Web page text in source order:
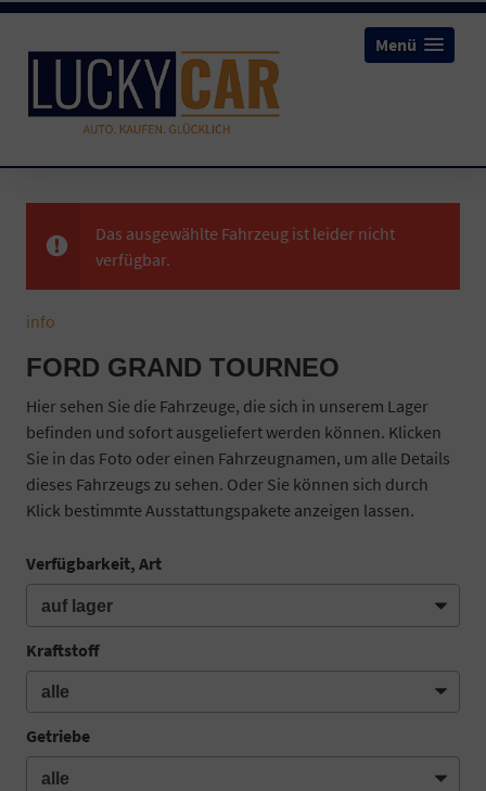
Menü
Das ausgewählte Fahrzeug ist leider nicht
verfügbar.
info
FORD GRAND TOURNEO
Hier sehen Sie die Fahrzeuge, die sich in unserem Lager
befinden und sofort ausgeliefert werden können. Klicken
Sie in das Foto oder einen Fahrzeugnamen, um alle Details
dieses Fahrzeugs zu sehen. Oder Sie können sich durch
Klick bestimmte Ausstattungspakete anzeigen lassen.
Verfügbarkeit, Art
Kraftstoff
Getriebe